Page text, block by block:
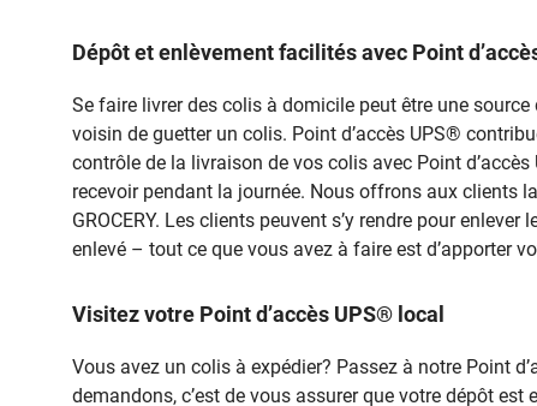
Dépôt et enlèvement facilités avec Point
Se faire livrer des colis à domicile peut être une
voisin de guetter un colis. Point d’accès UPS®
contrôle de la livraison de vos colis avec Point
recevoir pendant la journée. Nous offrons aux clients
GROCERY. Les clients peuvent s’y rendre pour
enlevé – tout ce que vous avez à faire est d’apporter
Visitez votre Point d’accès UPS® local
Vous avez un colis à expédier? Passez à notre Point
demandons, c’est de vous assurer que votre dépôt